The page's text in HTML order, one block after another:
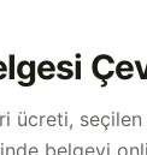
ücreti,
belgeyi